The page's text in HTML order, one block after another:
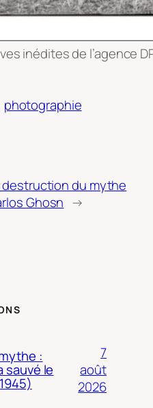
inédites de l’agence
photographie
destruction du mythe
Ghosn →
:
sauvé le
7
août
2026